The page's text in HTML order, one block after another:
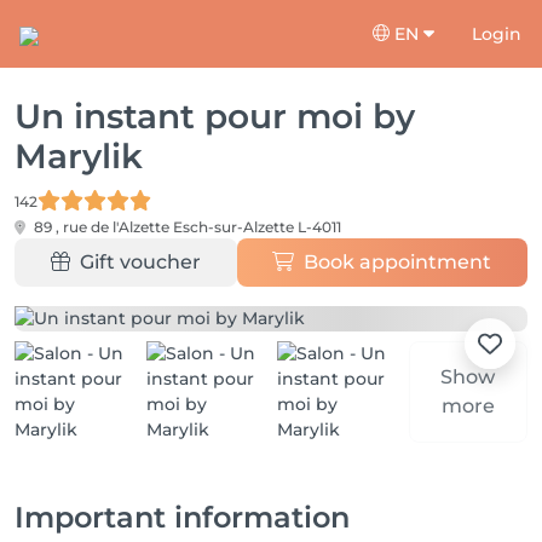
EN Login
Un instant pour moi by
Marylik
142
89 , rue de l'Alzette Esch-sur-Alzette L-4011
Gift voucher Book appointment
Show
more
Important information